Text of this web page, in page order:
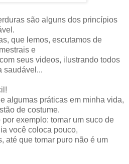
são alguns dos princípios
que lemos, escutamos de
e
seus videos, ilustrando todos
saudável...
algumas práticas em minha vida,
de costume.
exemplo: tomar um suco de
você coloca pouco,
até que tomar puro não é um